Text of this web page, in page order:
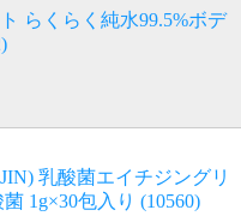
らくらく純水99.5%ボデ
乳酸菌エイチジングリ
1g×30包入り (10560)